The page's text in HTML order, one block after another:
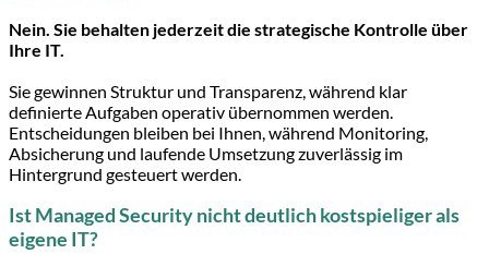
Nein. Sie behalten jederzeit die strategische Kontrolle über
Ihre IT.
Sie gewinnen Struktur und Transparenz, während klar
definierte Aufgaben operativ übernommen werden.
Entscheidungen bleiben bei Ihnen, während Monitoring,
Absicherung und laufende Umsetzung zuverlässig im
Hintergrund gesteuert werden.
Ist Managed Security nicht deutlich kostspieliger als
eigene IT?